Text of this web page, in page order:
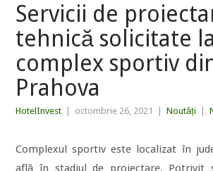
Servicii de
tehnică solicitate
complex sportiv
Prahova
HotelInvest octombrie 26, 2021 Noutăți
Complexul sportiv este localizat în
află în stadiul de proiectare. Potrivit